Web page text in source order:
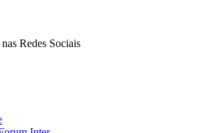
nas Redes Sociais